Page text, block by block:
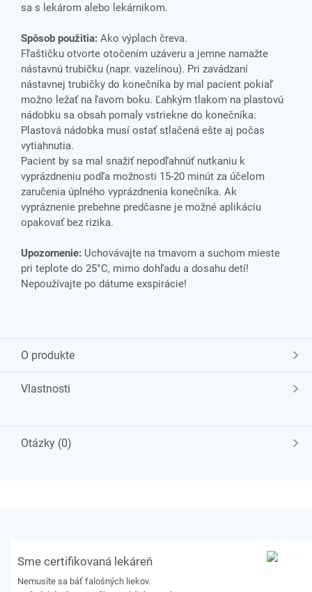
sa s lekárom alebo lekárnikom.
Spôsob použitia: Ako výplach čreva.
Fľaštičku otvorte otočením uzáveru a jemne namažte
nástavnú trubičku (napr. vazelínou). Pri zavádzaní
nástavnej trubičky do konečníka by mal pacient pokiaľ
možno ležať na ľavom boku. Ľahkým tlakom na plastovú
nádobku sa obsah pomaly vstriekne do konečníka.
Plastová nádobka musí ostať stlačená ešte aj počas
vytiahnutia.
Pacient by sa mal snažiť nepodľahnúť nutkaniu k
vyprázdneniu podľa možnosti 15-20 minút za účelom
zaručenia úplného vyprázdnenia konečníka. Ak
vypráznenie prebehne predčasne je možné aplikáciu
opakovať bez rizika.
Upozornenie: Uchovávajte na tmavom a suchom mieste
pri teplote do 25°C, mimo dohľadu a dosahu detí!
Nepoužívajte po dátume exspirácie!
O produkte
Vlastnosti
Otázky (0)
Sme certifikovaná lekáreň
Nemusíte sa báť falošných liekov.